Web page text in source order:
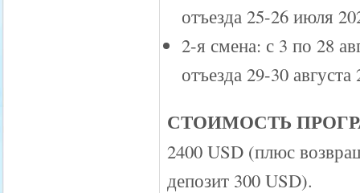
отъезда 25-26 июля
2-я смена: с 3 по 28
отъезда 29-30 августа
СТОИМОСТЬ
2400 USD (плюс
депозит 300 USD).